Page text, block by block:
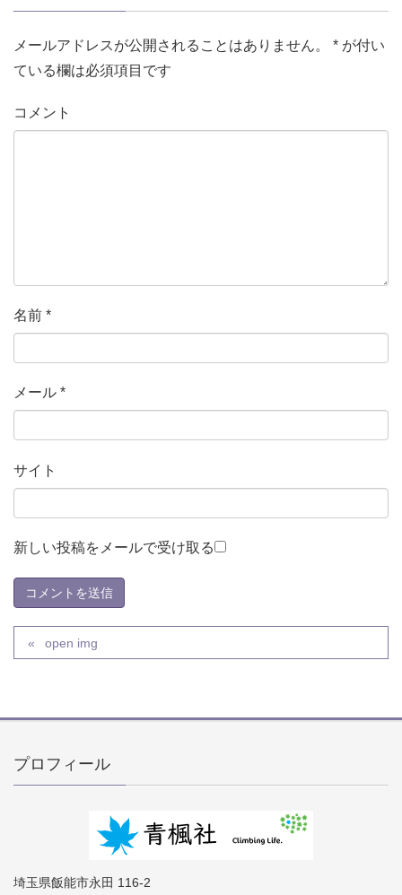
メールアドレスが公開されることはありません。 * が付い
ている欄は必須項目です
コメント
名前 *
メール *
サイト
新しい投稿をメールで受け取る
open img
プロフィール
埼玉県飯能市永田 116-2